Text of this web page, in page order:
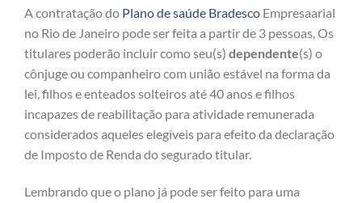
A contratação do Plano de saúde Bradesco Empresaarial
no Rio de Janeiro pode ser feita a partir de 3 pessoas, Os
titulares poderão incluir como seu(s) dependente(s) o
cônjuge ou companheiro com união estável na forma da
lei, filhos e enteados solteiros até 40 anos e filhos
incapazes de reabilitação para atividade remunerada
considerados aqueles elegíveis para efeito da declaração
de Imposto de Renda do segurado titular.
Lembrando que o plano já pode ser feito para uma